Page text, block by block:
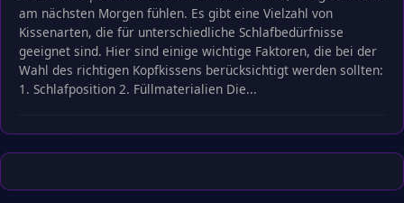
am nächsten Morgen fühlen. Es gibt eine Vielzahl von
Kissenarten, die für unterschiedliche Schlafbedürfnisse
geeignet sind. Hier sind einige wichtige Faktoren, die bei der
Wahl des richtigen Kopfkissens berücksichtigt werden sollten:
1. Schlafposition 2. Füllmaterialien Die...